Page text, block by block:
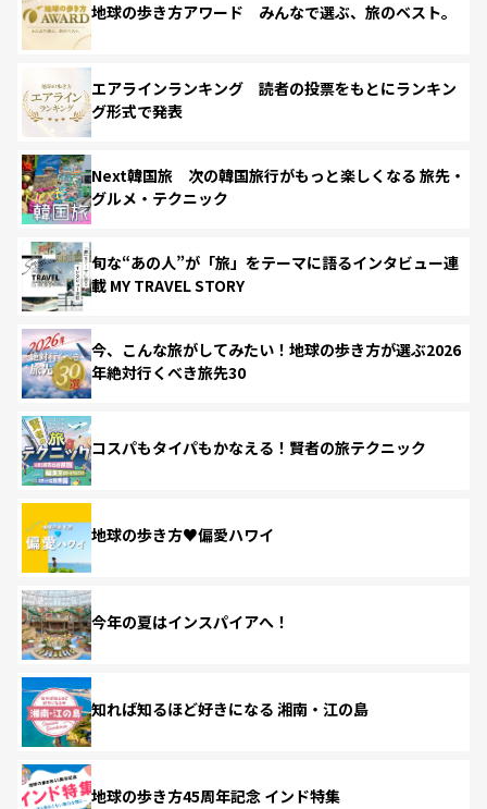
地球の歩き方アワード みんなで選ぶ、旅のベスト。
エアラインランキング 読者の投票をもとにランキン
グ形式で発表
Next韓国旅 次の韓国旅行がもっと楽しくなる 旅先・
グルメ・テクニック
旬な“あの人”が「旅」をテーマに語るインタビュー連
載 MY TRAVEL STORY
今、こんな旅がしてみたい！地球の歩き方が選ぶ2026
年絶対行くべき旅先30
コスパもタイパもかなえる！賢者の旅テクニック
地球の歩き方♥偏愛ハワイ
今年の夏はインスパイアへ！
知れば知るほど好きになる 湘南・江の島
地球の歩き方45周年記念 インド特集